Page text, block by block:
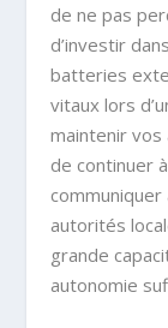
de ne pas
d’investir
batteries
vitaux lors
maintenir vos
de continuer
autorités
grande
autonomie